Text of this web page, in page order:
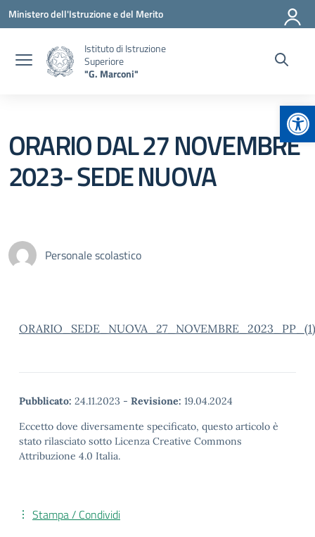
Vai ai contenuti
Vai al menu di navigazione
Vai al footer
Ministero dell'Istruzione e del Merito
Istituto di Istruzione
Superiore
"G. Marconi"
ORARIO DAL 27 NOVEMBRE
2023- SEDE NUOVA
Personale scolastico
ORARIO_SEDE_NUOVA_27_NOVEMBRE_2023_PP_(1)
Pubblicato: 24.11.2023 - Revisione: 19.04.2024
Eccetto dove diversamente specificato, questo articolo è
stato rilasciato sotto Licenza Creative Commons
Attribuzione 4.0 Italia.
Stampa / Condividi